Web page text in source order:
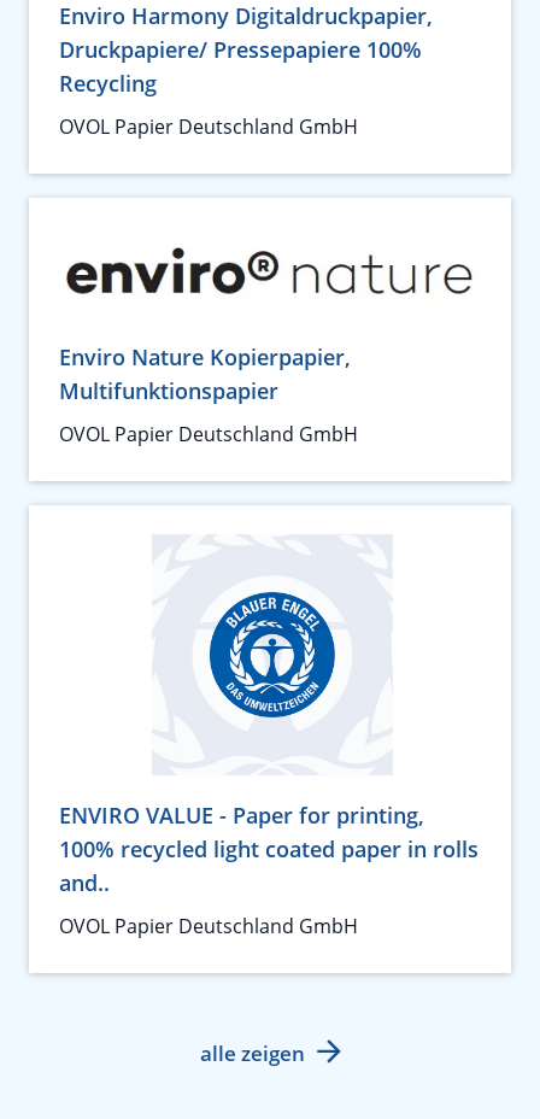
Enviro Harmony Digitaldruckpapier,
Druckpapiere/ Pressepapiere 100%
Recycling
OVOL Papier Deutschland GmbH
Enviro Nature Kopierpapier,
Multifunktionspapier
OVOL Papier Deutschland GmbH
ENVIRO VALUE - Paper for printing,
100% recycled light coated paper in rolls
and..
OVOL Papier Deutschland GmbH
alle zeigen